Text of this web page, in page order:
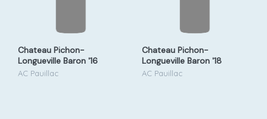
Chateau Pichon-
Longueville Baron '16
AC Pauillac
Chateau Pichon-
Longueville Baron '18
AC Pauillac